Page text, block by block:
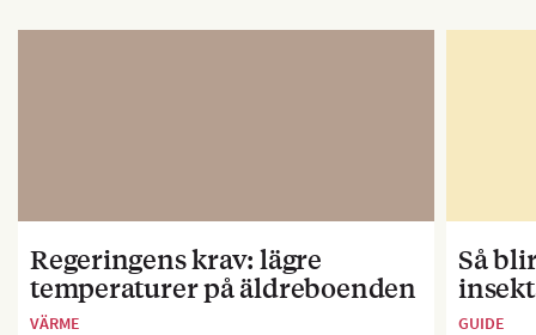
Regeringens krav: lägre
temperaturer på äldreboenden
VÄRME
Så
GUIDE